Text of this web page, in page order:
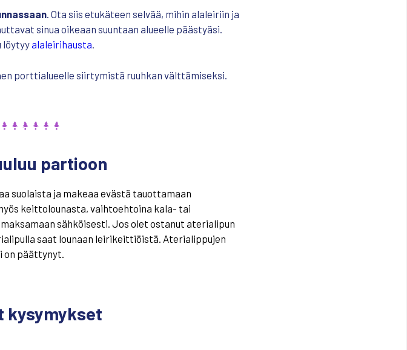
. Ota siis etukäteen selvää, mihin alaleiriin ja
sinua oikeaan suuntaan alueelle päästyäsi.
löytyyalaleirihausta.
porttialueelle siirtymistä ruuhkan välttämiseksi.
partioon
suolaista ja makeaa evästä tauottamaan
keittolounasta, vaihtoehtoina kala- tai
sähköisesti. Jos olet ostanut aterialipun
saat lounaan leirikeittiöistä. Aterialippujen
on päättynyt.
kysymykset